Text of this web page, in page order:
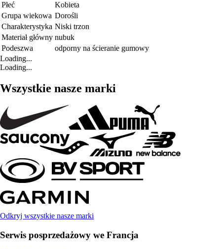
Płeć
Kobieta
Grupa wiekowa Dorośli
Charakterystyka Niski trzon
Materiał główny nubuk
Podeszwa
odporny na ścieranie gumowy
Loading...
Loading...
Wszystkie nasze marki
Odkryj wszystkie nasze marki
Serwis posprzedażowy we Francja